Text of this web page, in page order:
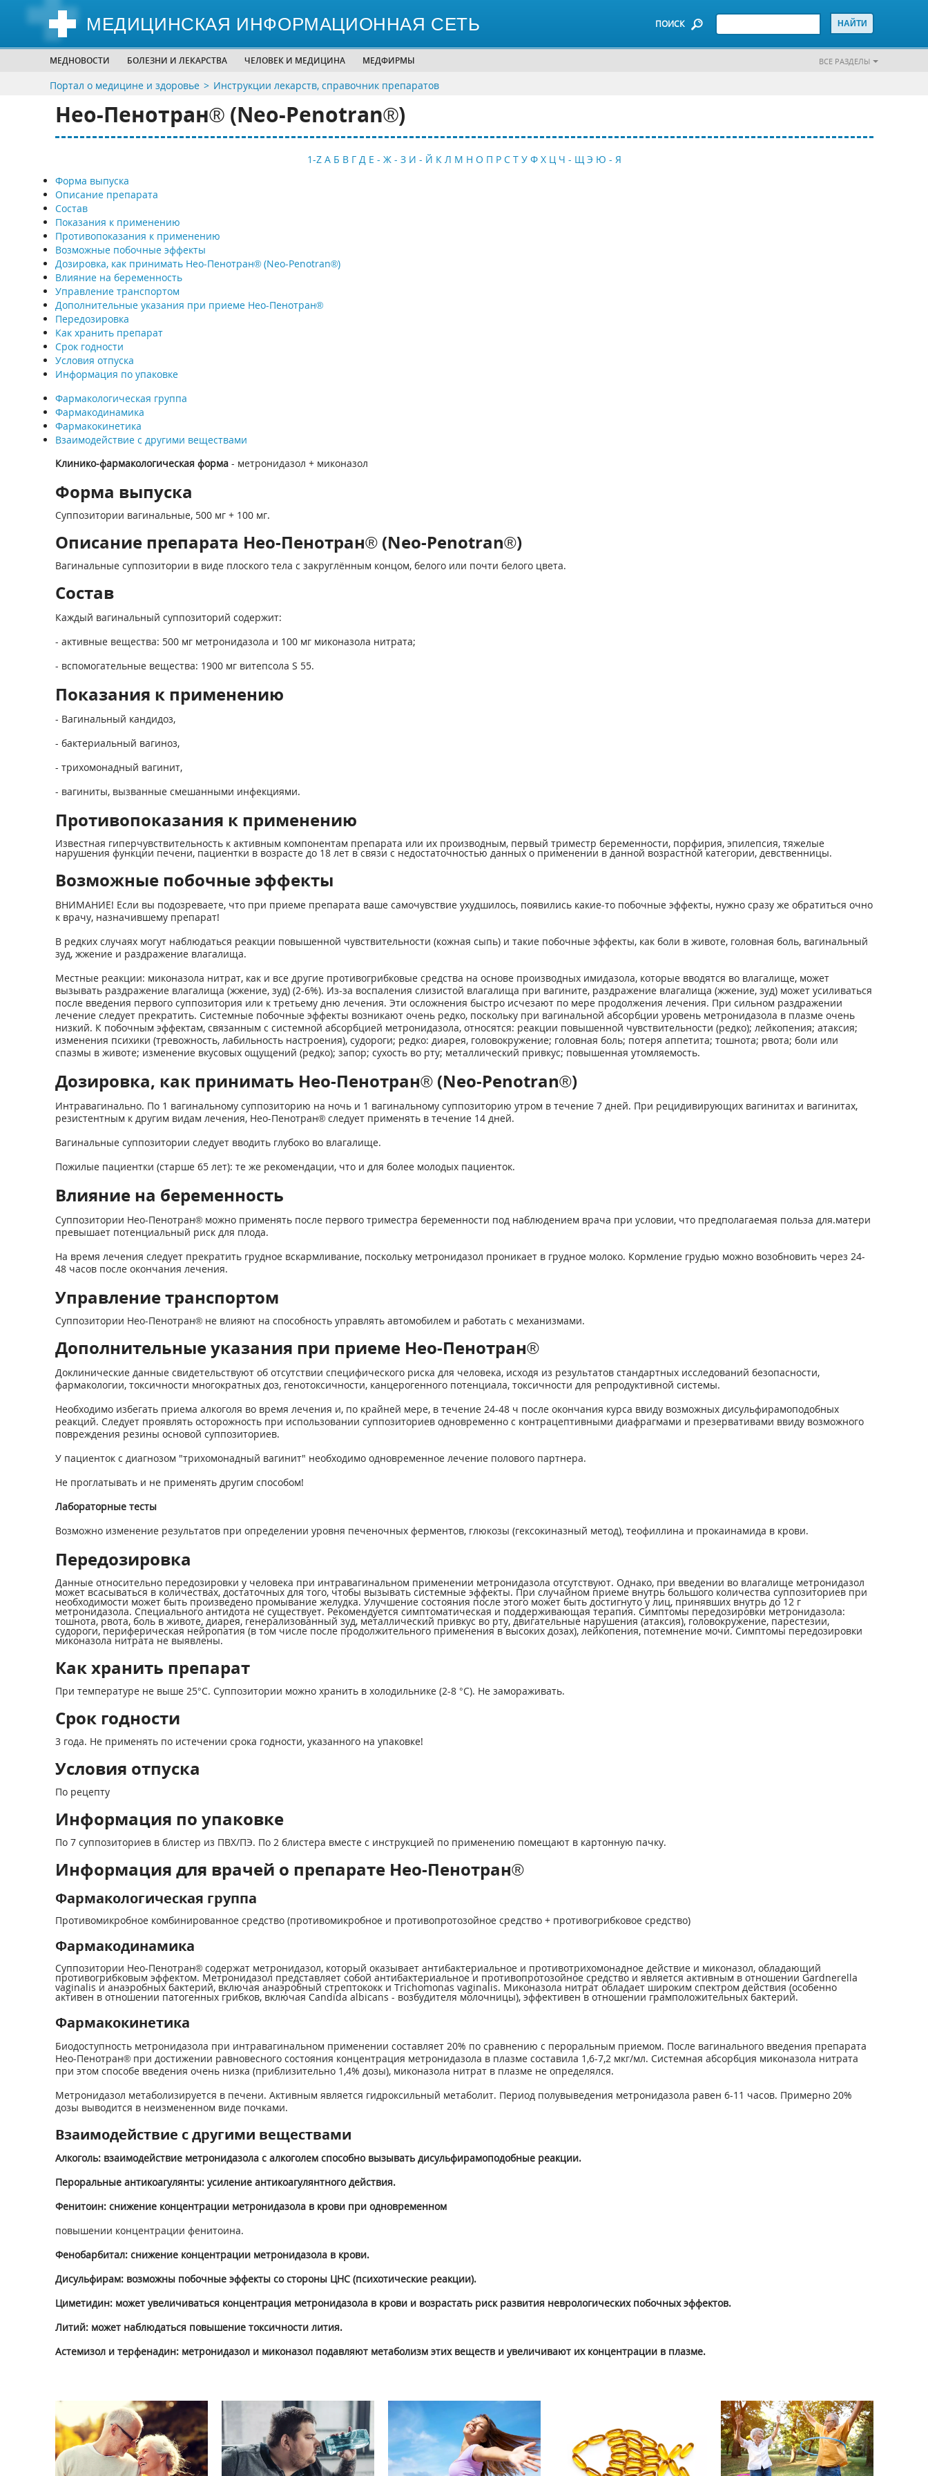
МЕДИЦИНСКАЯ ИНФОРМАЦИОННАЯ СЕТЬ ПОИСК
МЕДНОВОСТИ БОЛЕЗНИ И ЛЕКАРСТВА ЧЕЛОВЕК И МЕДИЦИНА МЕДФИРМЫ ВСЕ РАЗДЕЛЫ
Портал о медицине и здоровье Инструкции лекарств, справочник препаратов
Нео-Пенотран® (Neo-Penotran®)
1-Z А Б В Г Д Е - Ж - З И - Й К Л М Н О П Р С Т У Ф Х Ц Ч - Щ Э Ю - Я
Форма выпуска
Описание препарата
Состав
Показания к применению
Противопоказания к применению
Возможные побочные эффекты
Дозировка, как принимать Нео-Пенотран® (Neo-Penotran®)
Влияние на беременность
Управление транспортом
Дополнительные указания при приеме Нео-Пенотран®
Передозировка
Как хранить препарат
Срок годности
Условия отпуска
Информация по упаковке
Фармакологическая группа
Фармакодинамика
Фармакокинетика
Взаимодействие с другими веществами
Клинико-фармакологическая форма- метронидазол + миконазол
Форма выпуска
Суппозитории вагинальные, 500 мг + 100 мг.
Описание препарата Нео-Пенотран® (Neo-Penotran®)
Вагинальные суппозитории в виде плоского тела с закруглённым концом, белого или почти белого цвета.
Состав
Каждый вагинальный суппозиторий содержит:
- активные вещества: 500 мг метронидазола и 100 мг миконазола нитрата;
- вспомогательные вещества: 1900 мг витепсола S 55.
Показания к применению
- Вагинальный кандидоз,
- бактериальный вагиноз,
- трихомонадный вагинит,
- вагиниты, вызванные смешанными инфекциями.
Противопоказания к применению
Известная гиперчувствительность к активным компонентам препарата или их производным, первый триместр беременности, порфирия, эпилепсия, тяжелые
нарушения функции печени, пациентки в возрасте до 18 лет в связи с недостаточностью данных о применении в данной возрастной категории, девственницы.
Возможные побочные эффекты
ВНИМАНИЕ! Если вы подозреваете, что при приеме препарата ваше самочувствие ухудшилось, появились какие-то побочные эффекты, нужно сразу же обратиться очно
к врачу, назначившему препарат!
В редких случаях могут наблюдаться реакции повышенной чувствительности (кожная сыпь) и такие побочные эффекты, как боли в животе, головная боль, вагинальный
зуд, жжение и раздражение влагалища.
Местные реакции: миконазола нитрат, как и все другие противогрибковые средства на основе производных имидазола, которые вводятся во влагалище, может
вызывать раздражение влагалища (жжение, зуд) (2-6%). Из-за воспаления слизистой влагалища при вагините, раздражение влагалища (жжение, зуд) может усиливаться
после введения первого суппозитория или к третьему дню лечения. Эти осложнения быстро исчезают по мере продолжения лечения. При сильном раздражении
лечение следует прекратить. Системные побочные эффекты возникают очень редко, поскольку при вагинальной абсорбции уровень метронидазола в плазме очень
низкий. К побочным эффектам, связанным с системной абсорбцией метронидазола, относятся: реакции повышенной чувствительности (редко); лейкопения; атаксия;
изменения психики (тревожность, лабильность настроения), судороги; редко: диарея, головокружение; головная боль; потеря аппетита; тошнота; рвота; боли или
спазмы в животе; изменение вкусовых ощущений (редко); запор; сухость во рту; металлический привкус; повышенная утомляемость.
Дозировка, как принимать Нео-Пенотран® (Neo-Penotran®)
Интравагинально. По 1 вагинальному суппозиторию на ночь и 1 вагинальному суппозиторию утром в течение 7 дней. При рецидивирующих вагинитах и вагинитах,
резистентным к другим видам лечения, Нео-Пенотран® следует применять в течение 14 дней.
Вагинальные суппозитории следует вводить глубоко во влагалище.
Пожилые пациентки (старше 65 лет): те же рекомендации, что и для более молодых пациенток.
Влияние на беременность
Суппозитории Нео-Пенотран® можно применять после первого триместра беременности под наблюдением врача при условии, что предполагаемая польза для.матери
превышает потенциальный риск для плода.
На время лечения следует прекратить грудное вскармливание, поскольку метронидазол проникает в грудное молоко. Кормление грудью можно возобновить через 24-
48 часов после окончания лечения.
Управление транспортом
Суппозитории Нео-Пенотран® не влияют на способность управлять автомобилем и работать с механизмами.
Дополнительные указания при приеме Нео-Пенотран®
Доклинические данные свидетельствуют об отсутствии специфического риска для человека, исходя из результатов стандартных исследований безопасности,
фармакологии, токсичности многократных доз, генотоксичности, канцерогенного потенциала, токсичности для репродуктивной системы.
Необходимо избегать приема алкоголя во время лечения и, по крайней мере, в течение 24-48 ч после окончания курса ввиду возможных дисульфирамоподобных
реакций. Следует проявлять осторожность при использовании суппозиториев одновременно с контрацептивными диафрагмами и презервативами ввиду возможного
повреждения резины основой суппозиториев.
У пациенток с диагнозом "трихомонадный вагинит" необходимо одновременное лечение полового партнера.
Не проглатывать и не применять другим способом!
Лабораторные тесты
Возможно изменение результатов при определении уровня печеночных ферментов, глюкозы (гексокиназный метод), теофиллина и прокаинамида в крови.
Передозировка
Данные относительно передозировки у человека при интравагинальном применении метронидазола отсутствуют. Однако, при введении во влагалище метронидазол
может всасываться в количествах, достаточных для того, чтобы вызывать системные эффекты. При случайном приеме внутрь большого количества суппозиториев при
необходимости может быть произведено промывание желудка. Улучшение состояния после этого может быть достигнуто у лиц, принявших внутрь до 12 г
метронидазола. Специального антидота не существует. Рекомендуется симптоматическая и поддерживающая терапия. Симптомы передозировки метронидазола:
тошнота, рвота, боль в животе, диарея, генерализованный зуд, металлический привкус во рту, двигательные нарушения (атаксия), головокружение, парестезии,
судороги, периферическая нейропатия (в том числе после продолжительного применения в высоких дозах), лейкопения, потемнение мочи. Симптомы передозировки
миконазола нитрата не выявлены.
Как хранить препарат
При температуре не выше 25°С. Суппозитории можно хранить в холодильнике (2-8 °С). Не замораживать.
Срок годности
3 года. Не применять по истечении срока годности, указанного на упаковке!
Условия отпуска
По рецепту
Информация по упаковке
По 7 суппозиториев в блистер из ПВХ/ПЭ. По 2 блистера вместе с инструкцией по применению помещают в картонную пачку.
Информация для врачей о препарате Нео-Пенотран®
Фармакологическая группа
Противомикробное комбинированное средство (противомикробное и противопротозойное средство + противогрибковое средство)
Фармакодинамика
Суппозитории Нео-Пенотран® содержат метронидазол, который оказывает антибактериальное и противотрихомонадное действие и миконазол, обладающий
противогрибковым эффектом. Метронидазол представляет собой антибактериальное и противопротозойное средство и является активным в отношении Gardnerella
vaginalis и анаэробных бактерий, включая анаэробный стрептококк и Trichomonas vaginalis. Миконазола нитрат обладает широким спектром действия (особенно
активен в отношении патогенных грибков, включая Candida albicans - возбудителя молочницы), эффективен в отношении грамположительных бактерий.
Фармакокинетика
Биодоступность метронидазола при интравагинальном применении составляет 20% по сравнению с пероральным приемом. После вагинального введения препарата
Нео-Пенотран® при достижении равновесного состояния концентрация метронидазола в плазме составила 1,6-7,2 мкг/мл. Системная абсорбция миконазола нитрата
при этом способе введения очень низка (приблизительно 1,4% дозы), миконазола нитрат в плазме не определялся.
Метронидазол метаболизируется в печени. Активным является гидроксильный метаболит. Период полувыведения метронидазола равен 6-11 часов. Примерно 20%
дозы выводится в неизмененном виде почками.
Взаимодействие с другими веществами
Алкоголь: взаимодействие метронидазола с алкоголем способно вызывать дисульфирамоподобные реакции.
Пероральные антикоагулянты: усиление антикоагулянтного действия.
Фенитоин: снижение концентрации метронидазола в крови при одновременном
повышении концентрации фенитоина.
Фенобарбитал: снижение концентрации метронидазола в крови.
Дисульфирам: возможны побочные эффекты со стороны ЦНС (психотические реакции).
Циметидин: может увеличиваться концентрация метронидазола в крови и возрастать риск развития неврологических побочных эффектов.
Литий: может наблюдаться повышение токсичности лития.
Астемизол и терфенадин: метронидазол и миконазол подавляют метаболизм этих веществ и увеличивают их концентрации в плазме.